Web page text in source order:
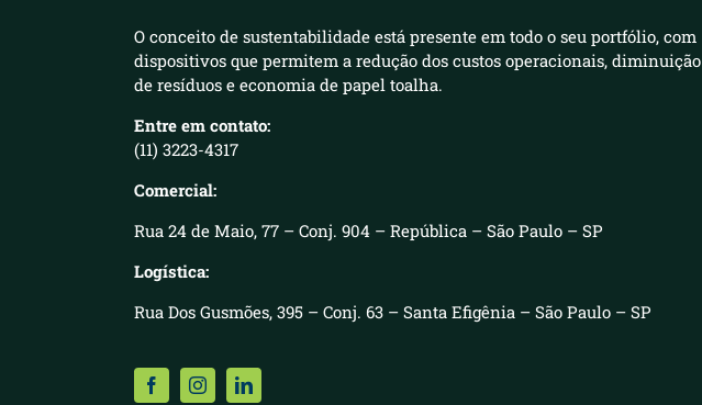
O conceito de sustentabilidade está presente em todo o seu portfólio, com
dispositivos que permitem a redução dos custos operacionais, diminuição
de resíduos e economia de papel toalha.
Entre em contato:
(11) 3223-4317
Comercial:
Rua 24 de Maio, 77 – Conj. 904 – República – São Paulo – SP
Logística:
Rua Dos Gusmões, 395 – Conj. 63 – Santa Efigênia – São Paulo – SP